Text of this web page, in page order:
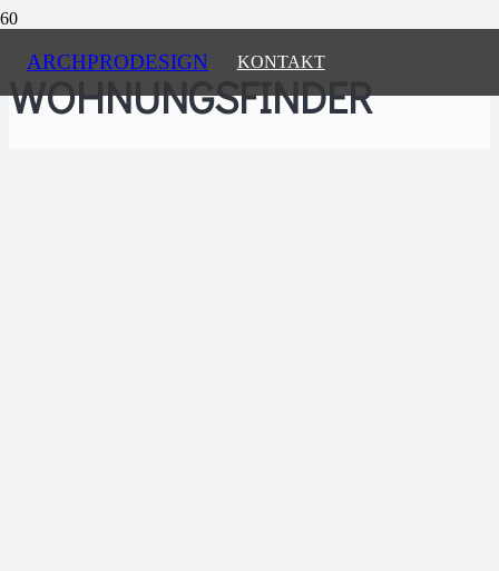
ARCHPRODESIGN KONTAKT
WOHNUNGSFINDER